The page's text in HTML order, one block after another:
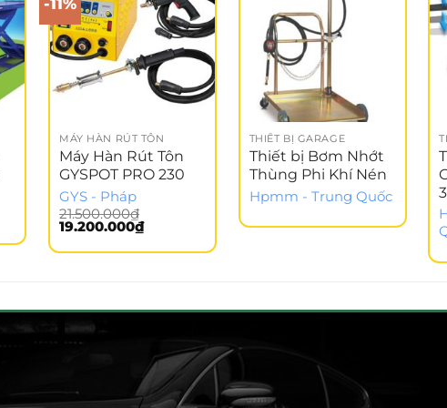
MÁY HÀN RÚT TÔN
Máy Hàn Rút Tôn
GYSPOT PRO 230
GYS - Pháp
21.500.000₫
Giá
là:
19.200.000₫Giá
hiện
tại
THIẾT BỊ GARAGE
Thiết bị Bơm Nhớt
Thùng Phi Khí Nén
Hpmm - Trung Quốc